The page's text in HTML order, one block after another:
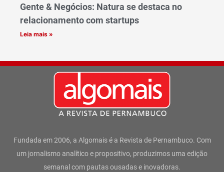
Gente & Negócios: Natura se destaca no
relacionamento com startups
Leia mais »
Fundada em 2006, a Algomais é a Revista de Pernambuco. Com
um jornalismo analítico e propositivo, produzimos uma edição
semanal com pautas ousadas e inovadoras.